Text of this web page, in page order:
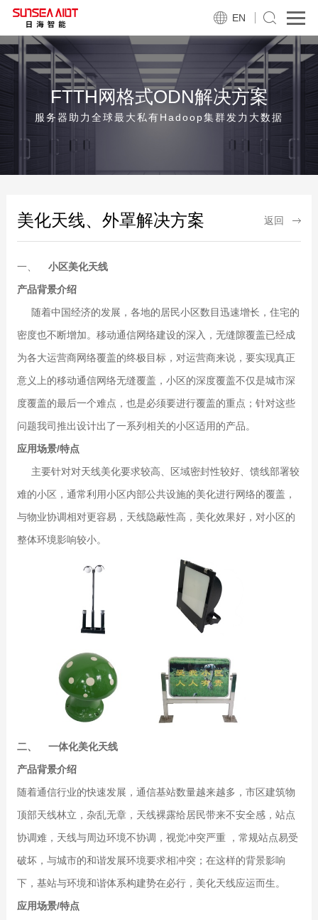
EN
FTTH网格式ODN解决方案
服务器助力全球最大私有Hadoop集群发力大数据
美化天线、外罩解决方案 返回
一、 小区美化天线
产品背景介绍
随着中国经济的发展，各地的居民小区数目迅速增长，住宅的
密度也不断增加。移动通信网络建设的深入，无缝隙覆盖已经成
为各大运营商网络覆盖的终极目标，对运营商来说，要实现真正
意义上的移动通信网络无缝覆盖，小区的深度覆盖不仅是城市深
度覆盖的最后一个难点，也是必须要进行覆盖的重点；针对这些
问题我司推出设计出了一系列相关的小区适用的产品。
应用场景/特点
主要针对对天线美化要求较高、区域密封性较好、馈线部署较
难的小区，通常利用小区内部公共设施的美化进行网络的覆盖，
与物业协调相对更容易，天线隐蔽性高，美化效果好，对小区的
整体环境影响较小。
二、 一体化美化天线
产品背景介绍
随着通信行业的快速发展，通信基站数量越来越多，市区建筑物
顶部天线林立，杂乱无章，天线裸露给居民带来不安全感，站点
协调难，天线与周边环境不协调，视觉冲突严重 ，常规站点易受
破坏，与城市的和谐发展环境要求相冲突；在这样的背景影响
下，基站与环境和谐体系构建势在必行，美化天线应运而生。
应用场景/特点